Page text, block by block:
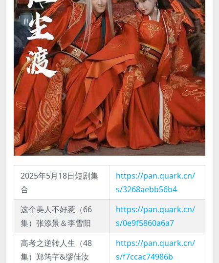
2025年5月18日短剧集
合
https://pan.quark.cn/
s/3268aebb56b4
这个美人不好惹（66
集）张添景＆李雪阳
https://pan.quark.cn/
s/0e9f5860a6a7
高考之逆转人生（48
集）郑筠芊&缪佳汝
https://pan.quark.cn/
s/f7ccac74986b